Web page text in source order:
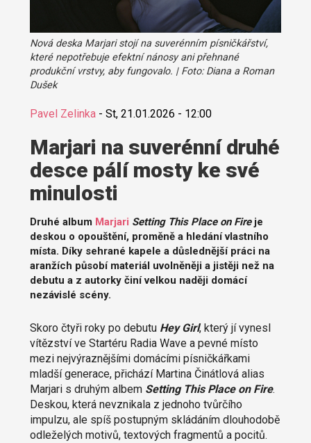
Nová deska Marjari stojí na suverénním písničkářství,
které nepotřebuje efektní nánosy ani přehnané
produkční vrstvy, aby fungovalo. | Foto: Diana a Roman
Dušek
Pavel Zelinka- St, 21.01.2026 - 12:00
Marjari na suverénní druhé
desce pálí mosty ke své
minulosti
Druhé album Marjari Setting This Place on Fireje
deskou o opouštění, proměně a hledání vlastního
místa. Díky sehrané kapele a důslednější práci na
aranžích působí materiál uvolněněji a jistěji než na
debutu a z autorky činí velkou naději domácí
nezávislé scény.
Skoro čtyři roky po debutu Hey Girl, který jí vynesl
vítězství ve Startéru Radia Wave a pevné místo
mezi nejvýraznějšími domácími písničkářkami
mladší generace, přichází Martina Činátlová alias
Marjari s druhým albem Setting This Place on Fire.
Deskou, která nevznikala z jednoho tvůrčího
impulzu, ale spíš postupným skládáním dlouhodobě
odleželých motivů, textových fragmentů a pocitů.